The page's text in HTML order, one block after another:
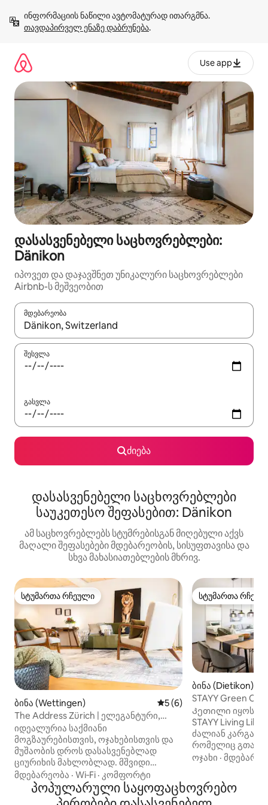
გადასვლა
თავდაპირველ ენაზე დაბრუნება.
Use app
დასასვენებელი საცხოვრებლები:
Dänikon
იპოვეთ და დაჯავშნეთ უნიკალური საცხოვრებლები
Airbnb-ს მეშვეობით
მდებარეობა
როცა შედეგები ხელმისაწვდომი გახდება, ნავიგაციისთვის
შესვლა
გასვლა
ძიება
დასასვენებელი საცხოვრებლები
საუკეთესო შეფასებით: Dänikon
ამ საცხოვრებლებს სტუმრებისგან მიღებული აქვს
მაღალი შეფასებები მდებარეობის, სისუფთავისა და
სხვა მახასიათებლების მხრივ.
სტუმართა რჩეული
სტუმართა რჩეული
ბინა (Wettingen) საშუალო შეფასებაა
5 (6)
The Address Zürich | ელეგანტური,
6 სტუმრისთვის, 2 სააბაზანო და
პარკირების ადგილი
იდეალურია საქმიანი
მოგზაურებისთვის, ოჯახებისთვის და
მუშაობის დროს დასასვენებლად
ციურიხის მახლობლად. მშვიდი
მდებარეობა, ციურიხამდე სწრაფი
მისასვლელი და სივრცე მაქსიმუმ
6 სტუმრისთვის, 2 საძინებელი,
მდებარეობა · Wi‑Fi · კომფორტი
სტუმართა
სტუმართა
ბინა (Dietikon)
STAYY Green
Parking I TV
Კეთილი იყოს
STAYY Living
ძალიან კარგად
რომელიც
შესანიშნავი
უფასო პარკინგი
სრულად
კომფორტული
ოჯახი ·
პოპულარული საყოფაცხოვრებო